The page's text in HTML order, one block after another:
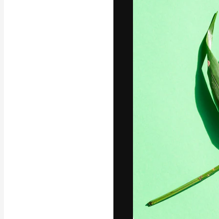
La plateforme
vos meilleurs
d’abonnés :
Français